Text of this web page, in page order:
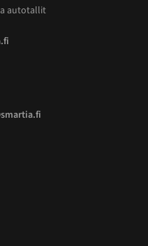
autotallit